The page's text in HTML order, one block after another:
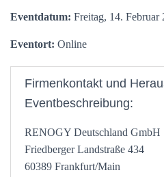
Eventdatum: Freitag, 14. Februar
Eventort: Online
Firmenkontakt und
Eventbeschreibung:
RENOGY Deutschland GmbH
Friedberger Landstraße 434
60389 Frankfurt/Main